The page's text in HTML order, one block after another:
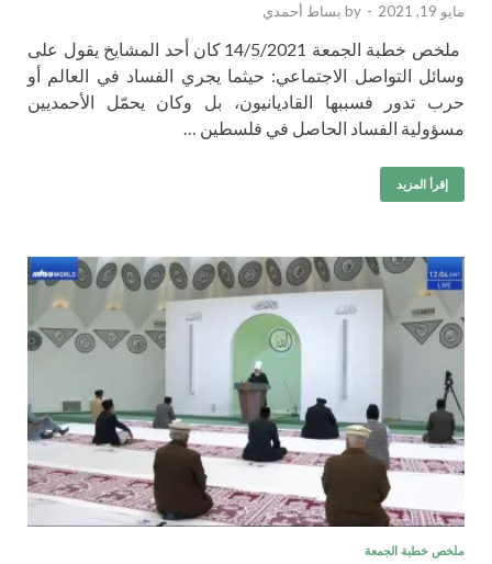
مايو 19, 2021 -
by بساط أحمدي
ملخص خطبة الجمعة 14/5/2021 كان أحد المشايخ يقول على
وسائل التواصل الاجتماعي: حيثما يجري الفساد في العالم أو
حرب تدور فسببها القاديانيون، بل وكان يحمّل الأحمديين
مسؤولية الفساد الحاصل في فلسطين …
إقرأ المزيد
ملخص خطبة الجمعة